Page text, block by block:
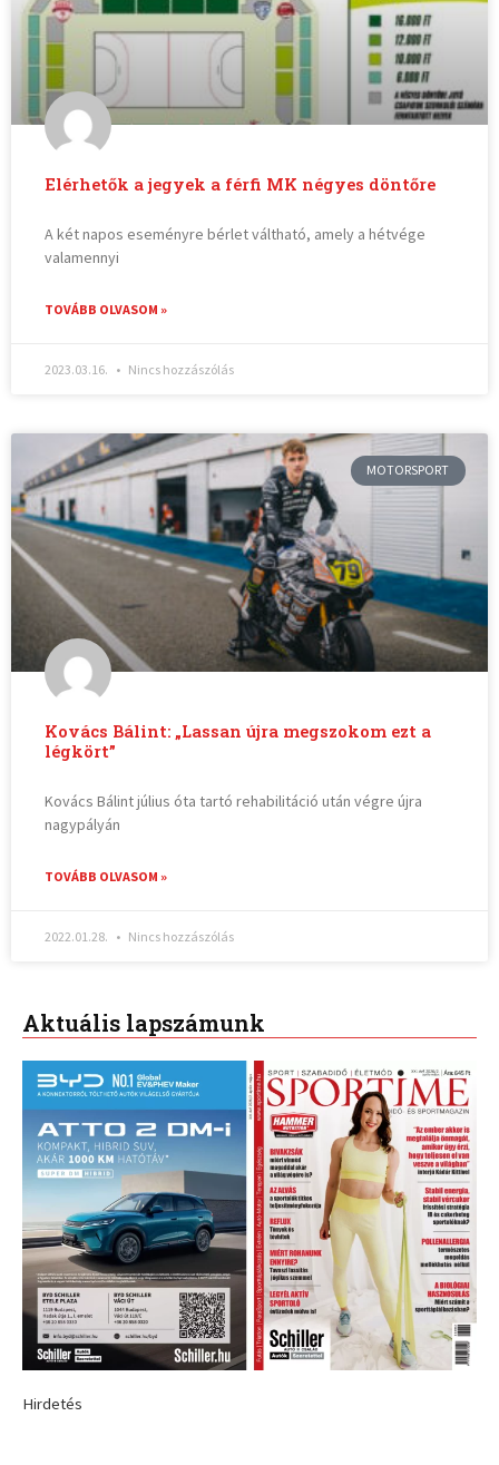
Elérhetők a jegyek a férfi MK négyes döntőre
A két napos eseményre bérlet váltható, amely a hétvége
valamennyi
TOVÁBB OLVASOM »
2023.03.16. Nincs hozzászólás
MOTORSPORT
Kovács Bálint: „Lassan újra megszokom ezt a
légkört”
Kovács Bálint július óta tartó rehabilitáció után végre újra
nagypályán
TOVÁBB OLVASOM »
2022.01.28. Nincs hozzászólás
Aktuális lapszámunk
Hirdetés